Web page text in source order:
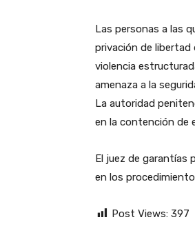
Las personas a las
privación de libertad
violencia
amenaza a la
La autoridad
en la contención de
El juez de garantías
en los
Post Views: 397